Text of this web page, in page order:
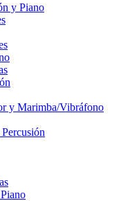
y Piano
y Marimba/Vibráfono